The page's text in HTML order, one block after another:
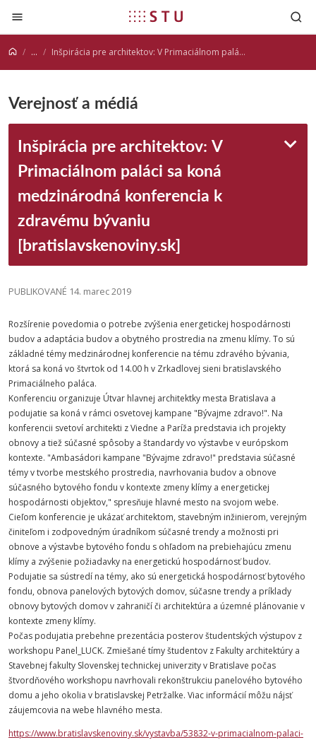
Prejsť na obsah
... Inšpirácia pre architektov: V Primaciálnom paláci sa koná medzinárodná konferencia k zdravému bývaniu [bratislavskenoviny.sk]
Verejnosť a médiá
Inšpirácia pre architektov: V
Primaciálnom paláci sa koná
medzinárodná konferencia k
zdravému bývaniu
[bratislavskenoviny.sk]
PUBLIKOVANÉ 14. marec 2019
Rozšírenie povedomia o potrebe zvýšenia energetickej hospodárnosti
budov a adaptácia budov a obytného prostredia na zmenu klímy. To sú
základné témy medzinárodnej konferencie na tému zdravého bývania,
ktorá sa koná vo štvrtok od 14.00 h v Zrkadlovej sieni bratislavského
Primaciálneho paláca.
Konferenciu organizuje Útvar hlavnej architektky mesta Bratislava a
podujatie sa koná v rámci osvetovej kampane "Bývajme zdravo!". Na
konferencii svetoví architekti z Viedne a Paríža predstavia ich projekty
obnovy a tiež súčasné spôsoby a štandardy vo výstavbe v európskom
kontexte. "Ambasádori kampane "Bývajme zdravo!" predstavia súčasné
témy v tvorbe mestského prostredia, navrhovania budov a obnove
súčasného bytového fondu v kontexte zmeny klímy a energetickej
hospodárnosti objektov," spresňuje hlavné mesto na svojom webe.
Cieľom konferencie je ukázať architektom, stavebným inžinierom, verejným
činiteľom i zodpovedným úradníkom súčasné trendy a možnosti pri
obnove a výstavbe bytového fondu s ohľadom na prebiehajúcu zmenu
klímy a zvýšenie požiadavky na energetickú hospodárnosť budov.
Podujatie sa sústredí na témy, ako sú energetická hospodárnosť bytového
fondu, obnova panelových bytových domov, súčasne trendy a príklady
obnovy bytových domov v zahraničí či architektúra a územné plánovanie v
kontexte zmeny klímy.
Počas podujatia prebehne prezentácia posterov študentských výstupov z
workshopu Panel_LUCK. Zmiešané tímy študentov z Fakulty architektúry a
Stavebnej fakulty Slovenskej technickej univerzity v Bratislave počas
štvordňového workshopu navrhovali rekonštrukciu panelového bytového
domu a jeho okolia v bratislavskej Petržalke. Viac informácií môžu nájsť
záujemcovia na webe hlavného mesta.
https://www.bratislavskenoviny.sk/vystavba/53832-v-primacialnom-palaci-